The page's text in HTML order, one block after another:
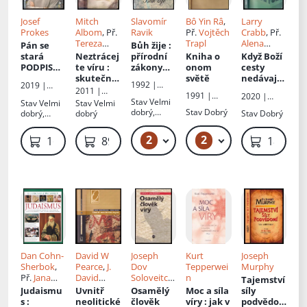
Josef
Prokes
Pán se
stará
PODPIS
PROKEŠ
2019 |
StavVelmi
dobrý,
oděrky 169 Kč
Mitch
Albom, Př.
Tereza
Kolesnikov
ová
Neztrácej
te víru:
skutečný
příběh
2011 |
Tatran
StavVelmi
dobrý
89 Kč
Slavomír
Ravik
Bůh žije:
přírodní
zákony
í jeho
existenci
1992 |
imaginace
StavVelmi
dobrý,
odřený
hřbet
2 59 Kč – 79 Kč
Bô Yin Râ,
Př.Vojtěch
Trapl
Kniha o
onom
světě
1991 |
Stav Dobrý
2 79 Kč – 89 Kč
Larry
Crabb, Př.
Alena
Švecová
Když Boží
cesty
nedávají
2020 |
domů
Stav Dobrý
189 Kč
Dan Cohn-
Sherbok,
Př. Jana
Zajícová
Judaismu
s:
David W
Pearce, J.
David
Lewis-
Williams
Uvnitř
neolitické
Joseph
Dov
Soloveitchi
k
Osamělý
člověk
Kurt
Tepperwei
n
Moc a síla
víry: jak v
Joseph
Murphy
Tajemství
síly
podvědo